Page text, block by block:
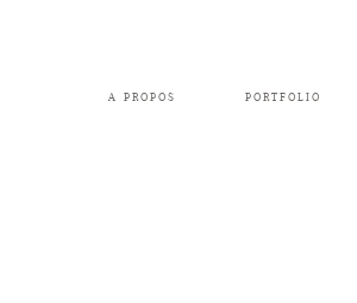
A PROPOS PORTFOLIO